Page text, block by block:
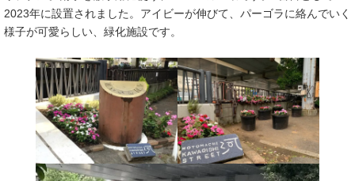
2023年に設置されました。アイビーが伸びて、パーゴラに絡んでいく
様子が可愛らしい、緑化施設です。